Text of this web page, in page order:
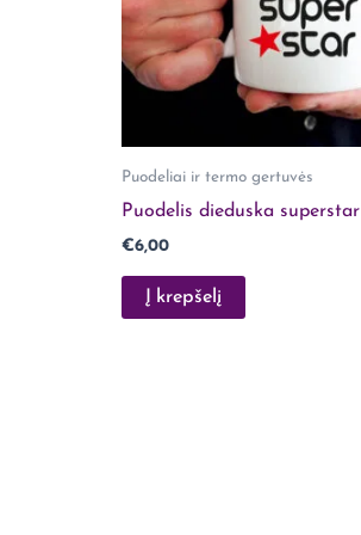
Puodeliai ir termo gertuvės
Puodelis dieduska superstar
€6,00
Į krepšelį